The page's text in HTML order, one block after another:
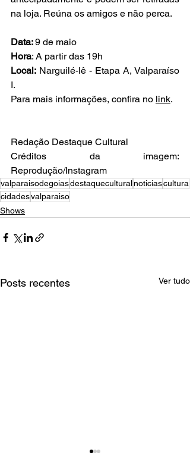
na loja. Reúna os amigos e não perca.
Data: 9 de maio
Hora: A partir das 19h
Local: Narguilé-lê - Etapa A, Valparaíso
I.
Para mais informações, confira no link.
Redação Destaque Cultural
Créditos da imagem:
Reprodução/Instagram
valparaisodegoiasdestaqueculturalnoticiascultura
cidadesvalparaiso
Shows
Posts recentes Ver tudo